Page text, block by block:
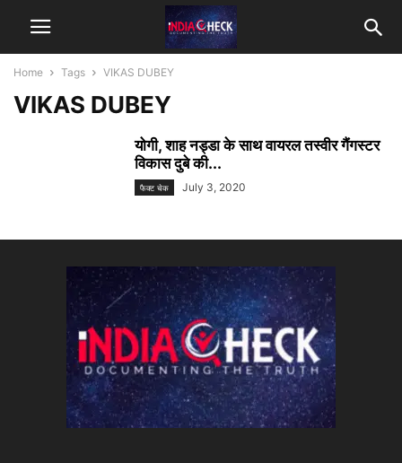
Home Tags VIKAS DUBEY
VIKAS DUBEY
योगी, शाह नड्डा के साथ वायरल तस्वीर गैंगस्टर
विकास दुबे की...
फैक्ट चेक July 3, 2020